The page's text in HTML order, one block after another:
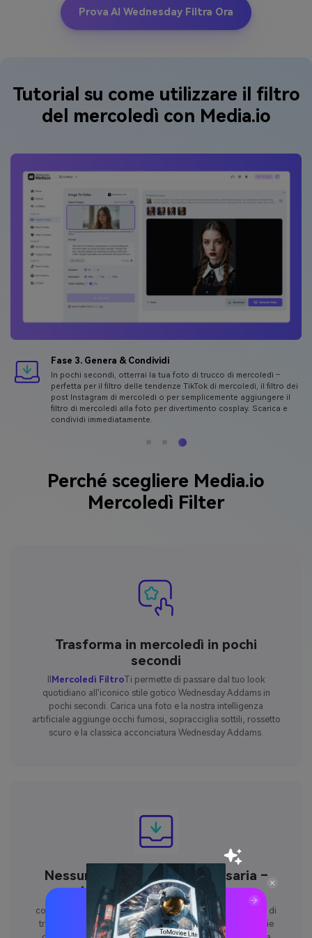
Prova AI Wednesday Filtra Ora
Tutorial su come utilizzare il filtro
del mercoledì con Media.io
Fase 3. Genera & Condividi
In pochi secondi, otterrai la tua foto di trucco di mercoledì –
perfetta per il filtro delle tendenze TikTok di mercoledì, il filtro dei
post Instagram di mercoledì o per semplicemente aggiungere il
filtro di mercoledì alla foto per divertimento cosplay. Scarica e
condividi immediatamente.
Perché scegliere Media.io
Mercoledì Filter
Trasforma in mercoledì in pochi
secondi
Mercoledì FiltroTi permette di passare dal tuo look
quotidiano all'iconico stile gotico Wednesday Addams in
pochi secondi. Carica una foto e la nostra intelligenza
artificiale aggiunge occhi fumosi, sopracciglia sottili, rossetto
scuro e la classica acconciatura Wednesday Addams.
Nessuna competenza necessaria –
basta caricare una foto
con il Mercoledì Addams Filtra online, non hai bisogno di
trucco o esperienza di montaggio. Basta caricare un selfie